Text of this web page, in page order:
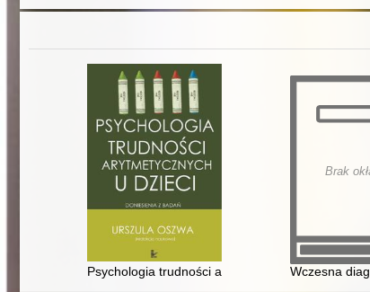
Psychologia trudności arytmetycznych u dzieci :
Brak
Wczesna